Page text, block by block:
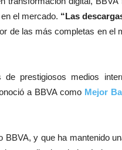
el mercado. “Las
de las más completas en el
prestigiosos medios
a BBVA como Mejor
y que ha mantenido